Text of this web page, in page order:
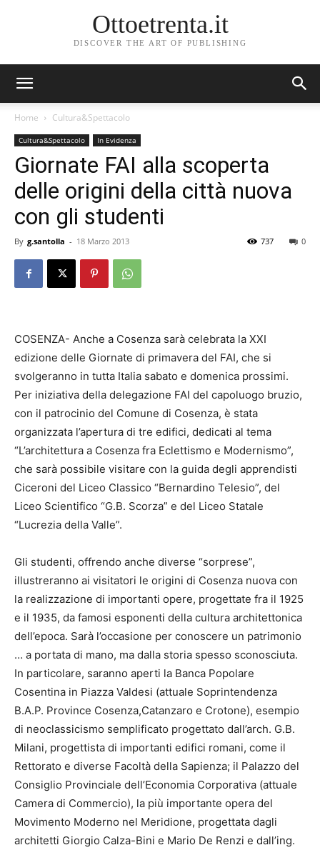
Ottoetrenta.it
DISCOVER THE ART OF PUBLISHING
Home Cultura&Spettacolo
Cultura&Spettacolo In Evidenza
Giornate FAI alla scoperta
delle origini della città nuova
con gli studenti
By g.santolla - 18 Marzo 2013 0
737
COSENZA- Anche a Cosenza sarà celebrata la XXI
edizione delle Giornate di primavera del FAI, che si
svolgeranno in tutta Italia sabato e domenica prossimi.
Per iniziativa della delegazione FAI del capoluogo bruzio,
con il patrocinio del Comune di Cosenza, è stata
organizzata l’apertura di tre edifici, dedicati al tema
“L’architettura a Cosenza fra Eclettismo e Modernismo”,
che sarà possibile visitare con la guida degli apprendisti
Ciceroni del Liceo Classico “Bernardino Telesio”, del
Liceo Scientifico “G.B. Scorza” e del Liceo Statale
“Lucrezia della Valle”.
Gli studenti, offrendo anche diverse “sorprese”,
illustreranno ai visitatori le origini di Cosenza nuova con
la realizzazione di importanti opere, progettate fra il 1925
e il 1935, da famosi esponenti della cultura architettonica
dell’epoca. Sarà l’occasione per conoscere un patrimonio
… a portata di mano, ma dalla storia spesso sconosciuta.
In particolare, saranno aperti la Banca Popolare
Cosentina in Piazza Valdesi (attuale Soprintendenza
B.A.P. Province Cosenza,Catanzaro e Crotone), esempio
di neoclassicismo semplificato progettato dall’arch. G.B.
Milani, progettista di importanti edifici romani, come il
Rettorato e diverse Facoltà della Sapienza; il Palazzo del
Consiglio Provinciale dell’Economia Corporativa (attuale
Camera di Commercio), la più importante opera del
Movimento Moderno nel Meridione, progettata dagli
architetti Giorgio Calza-Bini e Mario De Renzi e dall’ing.